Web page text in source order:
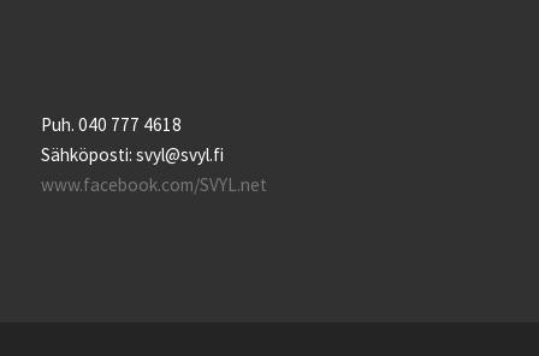
Puh. 040 777 4618
Sähköposti: svyl@svyl.fi
www.facebook.com/SVYL.net